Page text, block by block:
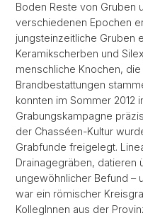
Boden Reste von Gruben
verschiedenen Epochen
jungsteinzeitliche Gruben
Keramikscherben und
menschliche Knochen,
Brandbestattungen
konnten im Sommer 2012
Grabungskampagne
der Chasséen-Kultur
Grabfunde freigelegt.
Drainagegräben, datieren
ungewöhnlicher Befund –
war ein römischer
KollegInnen aus der